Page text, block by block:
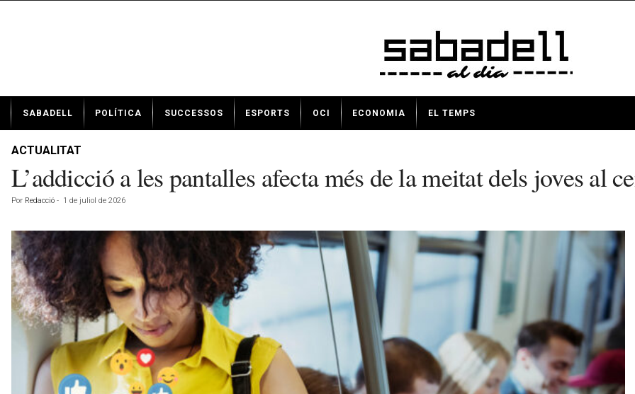
t
SABADELL POLÍTICA SUCCESSOS ESPORTS OCI ECONOMIA EL TEMPS
ACTUALITAT
L’addicció a les pantalles afecta més de la meitat dels joves al
Por Redacció - 1 de juliol de 2026